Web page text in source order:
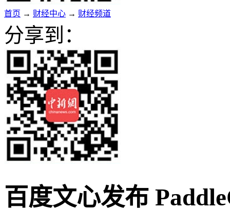
首页 → 财经中心 → 财经频道
分享到：
百度文心发布